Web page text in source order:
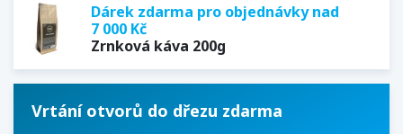
Dárek zdarma pro objednávky nad
7 000 Kč
Zrnková káva 200g
Vrtání otvorů do dřezu zdarma